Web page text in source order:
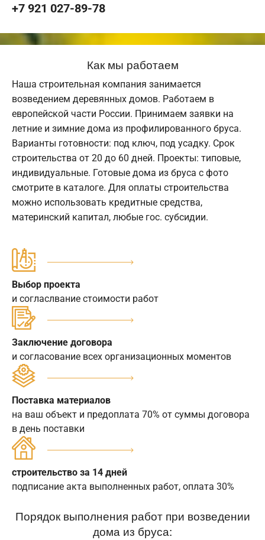
+7 921 027-89-78
Как мы работаем
Наша строительная компания занимается
возведением деревянных домов. Работаем в
европейской части России. Принимаем заявки на
летние и зимние дома из профилированного бруса.
Варианты готовности: под ключ, под усадку. Срок
строительства от 20 до 60 дней. Проекты: типовые,
индивидуальные. Готовые дома из бруса с фото
смотрите в каталоге. Для оплаты строительства
можно использовать кредитные средства,
материнский капитал, любые гос. субсидии.
Выбор проекта
и согласлвание стоимости работ
Заключение договора
и согласование всех организационных моментов
Поставка материалов
на ваш объект и предоплата 70% от суммы договора
в день поставки
строительство за 14 дней
подписание акта выполненных работ, оплата 30%
Порядок выполнения работ при возведении
дома из бруса: